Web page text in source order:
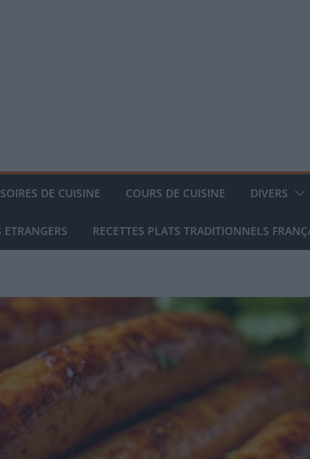
DE CUISINE COURS DE CUISINE DIVERS
ETRANGERS RECETTES PLATS TRADITIONNELS